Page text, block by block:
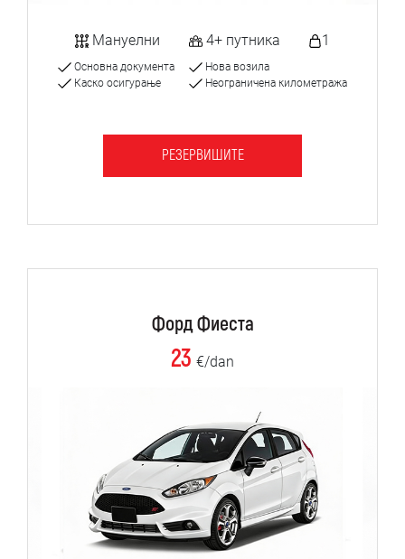
Мануелни 4+ путника 1
Основна документа
Каско осигурање
Нова возила
Неограничена километража
РЕЗЕРВИШИТЕ
Форд Фиеста
23 €/dan